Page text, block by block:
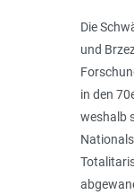
Die
und
in den
weshalb